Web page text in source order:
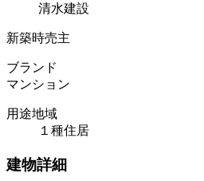
清水建設
新築時売主
ブランド
マンション
用途地域
１種住居
建物詳細